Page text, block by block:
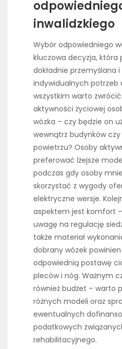
inwalidzkiego
Wybór odpowiedniego
kluczowa decyzja, która
dokładnie przemyślana
indywidualnych potrzeb
wszystkim warto
aktywności życiowej
wózka – czy będzie on
wewnątrz budynków
powietrzu? Osoby
preferować lżejsze
podczas gdy osoby
skorzystać z wygody
elektryczne wersje.
aspektem jest komfort
uwagę na regulację
także materiał
dobrany wózek
odpowiednią postawę
pleców i nóg. Ważnym
również budżet – warto
różnych modeli oraz
ewentualnych
podatkowych
rehabilitacyjnego.